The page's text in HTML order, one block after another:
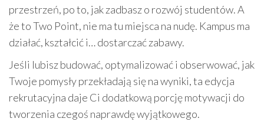
przestrzeń, po to, jak zadbasz o rozwój studentów. A
że to Two Point, nie ma tu miejsca na nudę. Kampus ma
działać, kształcić i… dostarczać zabawy.
Jeśli lubisz budować, optymalizować i obserwować, jak
Twoje pomysły przekładają się na wyniki, ta edycja
rekrutacyjna daje Ci dodatkową porcję motywacji do
tworzenia czegoś naprawdę wyjątkowego.